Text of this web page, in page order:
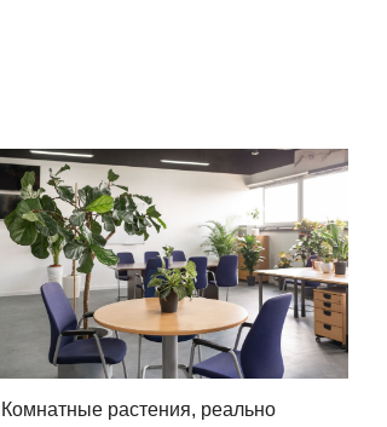
Комнатные растения, реально